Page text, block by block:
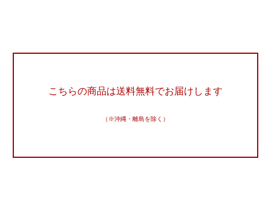
こちらの商品は送料無料でお届けします
（※沖縄・離島を除く）